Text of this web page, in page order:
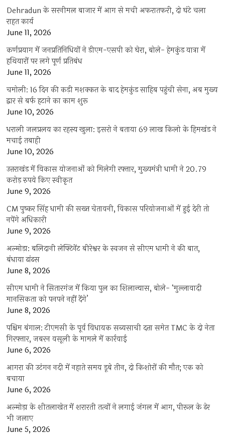
Dehradun के सरनीमल बाजार में आग से मची अफरातफरी, दो घंटे चला
राहत कार्य
June 11, 2026
कर्णप्रयाग में जनप्रतिनिधियों ने डीएम-एसपी को घेरा, बोले- हेमकुंड यात्रा में
हथियारों पर लगे पूर्ण प्रतिबंध
June 11, 2026
चमोली: 16 दिन की कड़ी मशक्कत के बाद हेमकुंड साहिब पहुंची सेना, अब मुख्य
द्वार से बर्फ हटाने का काम शुरू
June 10, 2026
धराली जलप्रलय का रहस्य खुला: इसरो ने बताया 69 लाख किलो के हिमखंड ने
मचाई तबाही
June 10, 2026
उत्तराखंड में विकास योजनाओं को मिलेगी रफ्तार, मुख्यमंत्री धामी ने 20.79
करोड़ रुपये किए स्वीकृत
June 9, 2026
CM पुष्कर सिंह धामी की सख्त चेतावनी, विकास परियोजनाओं में हुई देरी तो
नपेंगे अधिकारी
June 9, 2026
अल्मोड़ा: बलिदानी लेफ्टिनेंट बीरेश्वर के स्वजन से सीएम धामी ने की बात,
बंधाया ढांढस
June 8, 2026
सीएम धामी ने सितारगंज में किया पुल का शिलान्यास, बोले- ‘मुल्लावादी
मानसिकता को पनपने नहीं देंगे’
June 8, 2026
पश्चिम बंगाल: टीएमसी के पूर्व विधायक सब्यसाची दत्ता समेत TMC के दो नेता
गिरफ्तार, जबरन वसूली के मामले में कार्रवाई
June 6, 2026
आगरा की उटंगन नदी में नहाते समय डूबे तीन, दो किशोरों की मौत; एक को
बचाया
June 6, 2026
अल्मोड़ा के शीतलाखेत में शरारती तत्वों ने लगाई जंगल में आग, पीरूल के ढेर
भी जलाए
June 5, 2026